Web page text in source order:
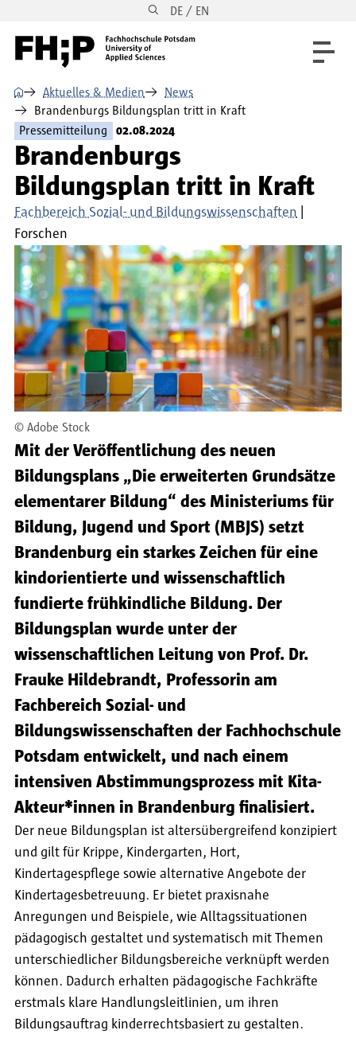
Direkt zur Hauptnavigation DE / EN
⌂ Aktuelles & Medien
News
Brandenburgs Bildungsplan tritt in Kraft
Pressemitteilung
02.08.2024
Brandenburgs
Bildungsplan tritt in Kraft
Fachbereich Sozial- und Bildungswissenschaften
Forschen
© Adobe Stock
Mit der Veröffentlichung des neuen
Bildungsplans „Die erweiterten Grundsätze
elementarer Bildung“ des Ministeriums für
Bildung, Jugend und Sport (MBJS) setzt
Brandenburg ein starkes Zeichen für eine
kindorientierte und wissenschaftlich
fundierte frühkindliche Bildung. Der
Bildungsplan wurde unter der
wissenschaftlichen Leitung von Prof. Dr.
Frauke Hildebrandt, Professorin am
Fachbereich Sozial- und
Bildungswissenschaften der Fachhochschule
Potsdam entwickelt, und nach einem
intensiven Abstimmungsprozess mit Kita-
Akteur*innen in Brandenburg finalisiert.
Der neue Bildungsplan ist altersübergreifend konzipiert
und gilt für Krippe, Kindergarten, Hort,
Kindertagespflege sowie alternative Angebote der
Kindertagesbetreuung. Er bietet praxisnahe
Anregungen und Beispiele, wie Alltagssituationen
pädagogisch gestaltet und systematisch mit Themen
unterschiedlicher Bildungsbereiche verknüpft werden
können. Dadurch erhalten pädagogische Fachkräfte
erstmals klare Handlungsleitlinien, um ihren
Bildungsauftrag kinderrechtsbasiert zu gestalten.